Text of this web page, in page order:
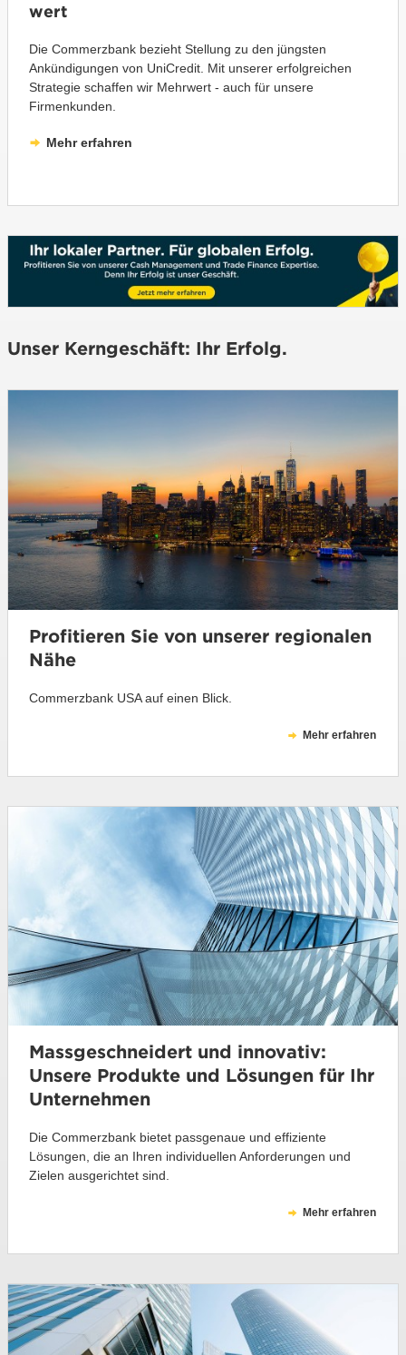
wert
Die Commerzbank bezieht Stellung zu den jüngsten
Ankündigungen von UniCredit. Mit unserer erfolgreichen
Strategie schaffen wir Mehrwert - auch für unsere
Firmenkunden.
Mehr erfahren
Unser Kerngeschäft: Ihr Erfolg.
Profitieren Sie von unserer regionalen
Nähe
Commerzbank USA auf einen Blick.
Mehr erfahren
Massgeschneidert und innovativ:
Unsere Produkte und Lösungen für Ihr
Unternehmen
Die Commerzbank bietet passgenaue und effiziente
Lösungen, die an Ihren individuellen Anforderungen und
Zielen ausgerichtet sind.
Mehr erfahren